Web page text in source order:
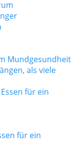
Mundgesundheit
als viele
für ein